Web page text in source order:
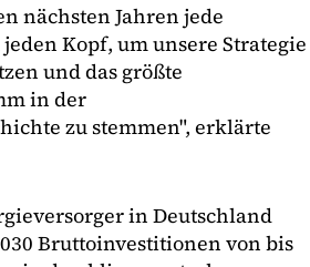
nächsten Jahren jede
Kopf, um unsere Strategie
und das größte
in der
zu stemmen", erklärte
in Deutschland
Bruttoinvestitionen von bis